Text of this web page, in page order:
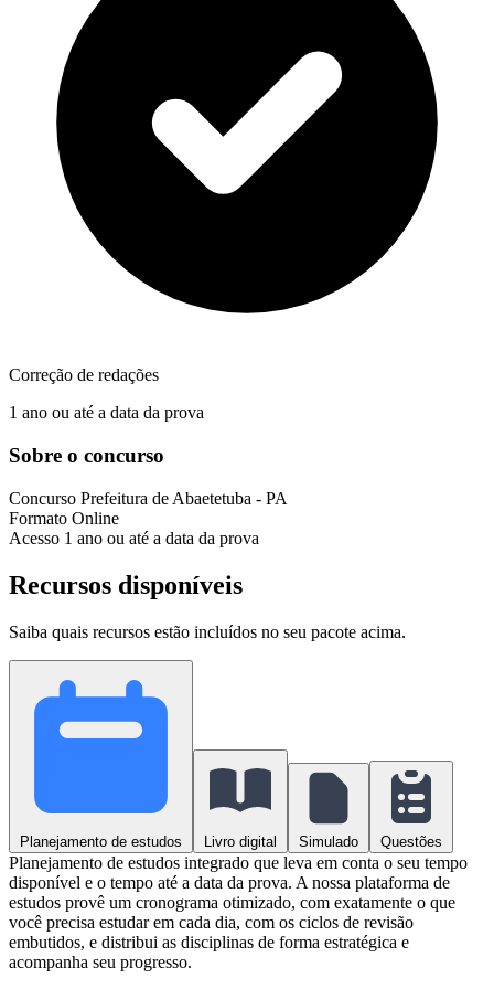
Correção de redações
1 ano ou até a data da prova
Sobre o concurso
Concurso Prefeitura de Abaetetuba - PA
Formato Online
Acesso 1 ano ou até a data da prova
Recursos disponíveis
Saiba quais recursos estão incluídos no seu pacote acima.
Planejamento de estudos Livro digital Simulado Questões
Planejamento de estudos integrado que leva em conta o seu tempo
disponível e o tempo até a data da prova. A nossa plataforma de
estudos provê um cronograma otimizado, com exatamente o que
você precisa estudar em cada dia, com os ciclos de revisão
embutidos, e distribui as disciplinas de forma estratégica e
acompanha seu progresso.